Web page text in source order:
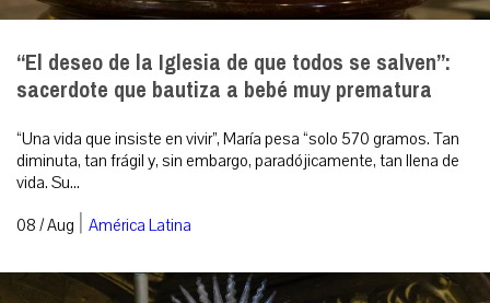
“El deseo de la Iglesia de que todos se salven”:
sacerdote que bautiza a bebé muy prematura
“Una vida que insiste en vivir”, María pesa “solo 570 gramos. Tan
diminuta, tan frágil y, sin embargo, paradójicamente, tan llena de
vida. Su...
08 / Aug | América Latina